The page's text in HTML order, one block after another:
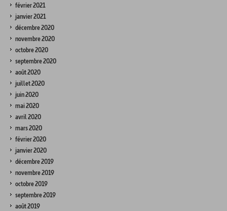
février 2021
janvier 2021
décembre 2020
novembre 2020
octobre 2020
septembre 2020
août 2020
juillet 2020
juin 2020
mai 2020
avril 2020
mars 2020
février 2020
janvier 2020
décembre 2019
novembre 2019
octobre 2019
septembre 2019
août 2019